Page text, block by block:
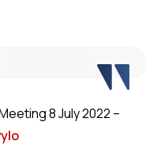
8 July 2022 –